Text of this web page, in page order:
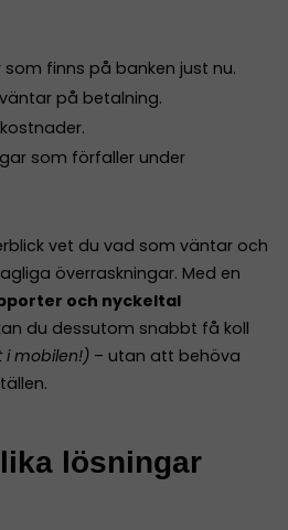
finns på banken just nu.
på betalning.
som förfaller under
vet du vad som väntar och
överraskningar. Med en
och nyckeltal
du dessutom snabbt få koll
i mobilen!) – utan att behöva
lösningar